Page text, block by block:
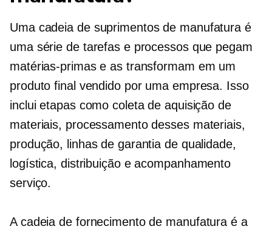
Uma cadeia de suprimentos de manufatura é
uma série de tarefas e processos que pegam
matérias-primas e as transformam em um
produto final vendido por uma empresa. Isso
inclui etapas como coleta de aquisição de
materiais, processamento desses materiais,
produção, linhas de garantia de qualidade,
logística, distribuição eacompanhamento
serviço.
A cadeia de fornecimento de manufatura é a